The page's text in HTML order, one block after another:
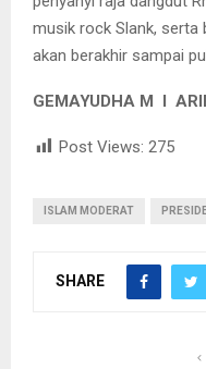
musik rock Slank, serta
akan berakhir sampai
GEMAYUDHA M I
Post Views: 275
ISLAM MODERAT
SHARE